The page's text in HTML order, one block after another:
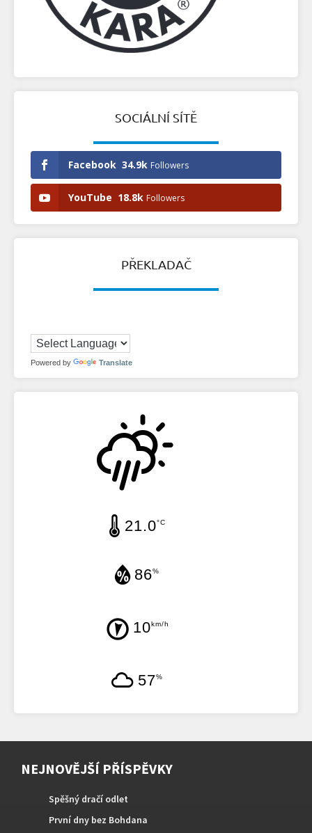
SOCIÁLNÍ SÍTĚ
Facebook 34.9k Followers
YouTube 18.8k Followers
PŘEKLADAČ
Powered by Translate
21.0°C
86%
10km/h
57%
NEJNOVĚJŠÍ PŘÍSPĚVKY
Spěšný dračí odlet
První dny bez Bohdana